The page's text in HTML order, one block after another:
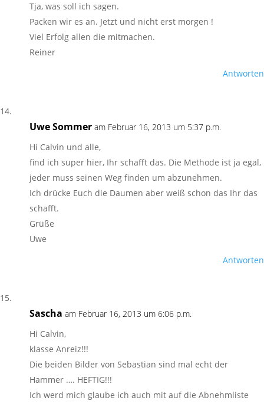
Tja, was soll ich sagen.
Packen wir es an. Jetzt und nicht erst morgen !
Viel Erfolg allen die mitmachen.
Reiner
Antworten
Uwe Sommer am Februar 16, 2013 um 5:37 p.m.
Hi Calvin und alle,
find ich super hier, Ihr schafft das. Die Methode ist ja egal,
jeder muss seinen Weg finden um abzunehmen.
Ich drücke Euch die Daumen aber weiß schon das Ihr das
schafft.
Grüße
Uwe
Antworten
Sascha am Februar 16, 2013 um 6:06 p.m.
Hi Calvin,
klasse Anreiz!!!
Die beiden Bilder von Sebastian sind mal echt der
Hammer …. HEFTIG!!!
Ich werd mich glaube ich auch mit auf die Abnehmliste